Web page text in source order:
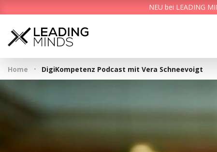
NEU bei LEADING
Home · DigiKompetenz Podcast mit Vera Schneevoigt